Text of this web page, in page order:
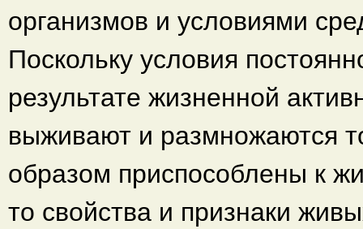
организмов и условиями
Поскольку условия
результате жизненной
выживают и размножаются
образом приспособлены к
то свойства и признаки